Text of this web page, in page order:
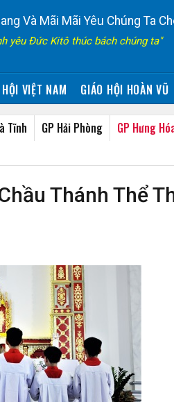
Và Mãi Mãi Yêu Chúng Ta
yêu Đức Kitô thúc bách chúng ta"
VIỆT NAM GIÁO HỘI HOÀN VŨ
Tĩnh GP Hải Phòng GP Hưng
Thánh Thể